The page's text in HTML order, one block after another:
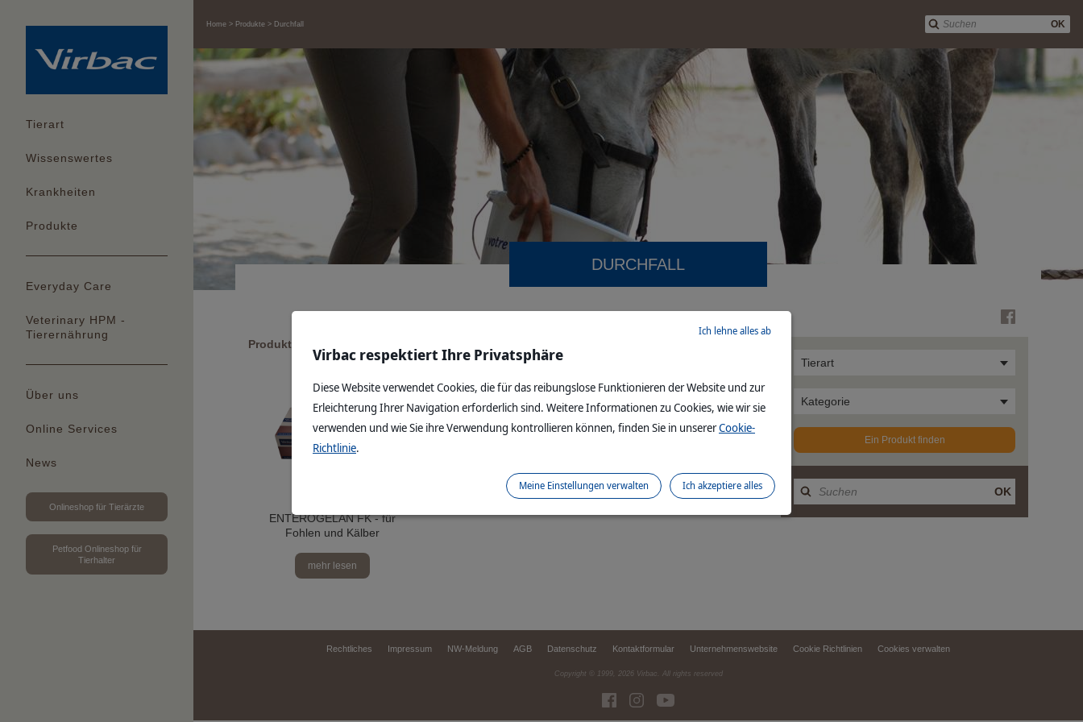
Tierart
Wissenswertes
Krankheiten
Produkte
Everyday Care
Veterinary HPM -
Tierernährung
Über uns
Online Services
News
Onlineshop für Tierärzte
Petfood Onlineshop für
Tierhalter
OK
Home Produkte Durchfall
DURCHFALL
Produkte gegen Durchfall bei Pferden
ENTEROGELAN FK - für
Fohlen und Kälber
mehr lesen
Tierart
Kategorie
Ein Produkt finden
OK
Rechtliches Impressum NW-Meldung AGB Datenschutz Kontaktformular Unternehmenswebsite Cookie Richtlinien Cookies verwalten
Copyright © 1999, 2026 Virbac. All rights reserved
Virbac respektiert Ihre Privatsphäre
Diese Website verwendet Cookies, die für das reibungslose Funktionieren der Website und zur
Erleichterung Ihrer Navigation erforderlich sind. Weitere Informationen zu Cookies, wie wir sie
verwenden und wie Sie ihre Verwendung kontrollieren können, finden Sie in unsererCookie-
Richtlinie.
Ich lehne alles ab
Ich akzeptiere alles
Meine Einstellungen verwalten